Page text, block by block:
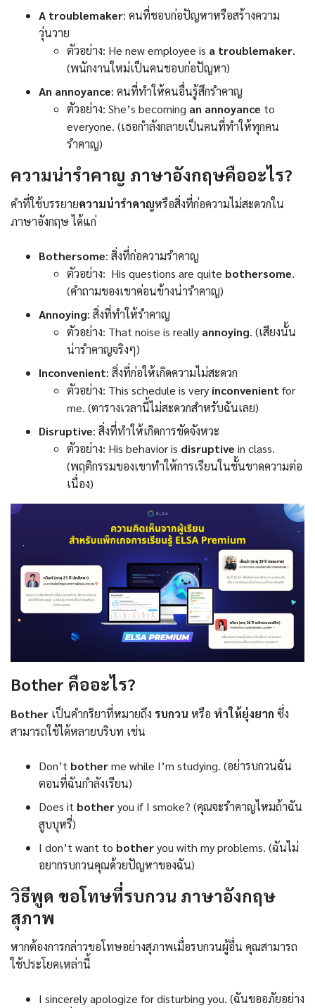
A troublemaker: คนที่ชอบก่อปัญหาหรือสร้างความ
วุ่นวาย
ตัวอย่าง: He new employee is a troublemaker.
(พนักงานใหม่เป็นคนชอบก่อปัญหา)
An annoyance: คนที่ทำให้คนอื่นรู้สึกรำคาญ
ตัวอย่าง: She’s becoming an annoyance to
everyone. (เธอกำลังกลายเป็นคนที่ทำให้ทุกคน
รำคาญ)
ความน่ารำคาญ ภาษาอังกฤษคืออะไร?
คำที่ใช้บรรยายความน่ารำคาญหรือสิ่งที่ก่อความไม่สะดวกใน
ภาษาอังกฤษ ได้แก่
Bothersome: สิ่งที่ก่อความรำคาญ
ตัวอย่าง: His questions are quite bothersome.
(คำถามของเขาค่อนข้างน่ารำคาญ)
Annoying: สิ่งที่ทำให้รำคาญ
ตัวอย่าง: That noise is really annoying. (เสียงนั้น
น่ารำคาญจริงๆ)
Inconvenient: สิ่งที่ก่อให้เกิดความไม่สะดวก
ตัวอย่าง: This schedule is very inconvenient for
me. (ตารางเวลานี้ไม่สะดวกสำหรับฉันเลย)
Disruptive: สิ่งที่ทำให้เกิดการขัดจังหวะ
ตัวอย่าง: His behavior is disruptive in class.
(พฤติกรรมของเขาทำให้การเรียนในชั้นขาดความต่อ
เนื่อง)
Bother คืออะไร?
Bother เป็นคำกริยาที่หมายถึง รบกวน หรือ ทำให้ยุ่งยาก ซึ่ง
สามารถใช้ได้หลายบริบท เช่น
Don’t botherme while I’m studying. (อย่ารบกวนฉัน
ตอนที่ฉันกำลังเรียน)
Does it botheryou if I smoke? (คุณจะรำคาญไหมถ้าฉัน
สูบบุหรี่)
I don’t want to botheryou with my problems. (ฉันไม่
อยากรบกวนคุณด้วยปัญหาของฉัน)
วิธีพูด ขอโทษที่รบกวน ภาษาอังกฤษ
สุภาพ
หากต้องการกล่าวขอโทษอย่างสุภาพเมื่อรบกวนผู้อื่น คุณสามารถ
ใช้ประโยคเหล่านี้
I sincerely apologize for disturbing you. (ฉันขออภัยอย่าง